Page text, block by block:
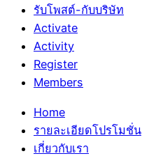
รับโพสต์-กับบริษัท
Activate
Activity
Register
Members
Home
รายละเอียดโปรโมชั่น
เกี่ยวกับเรา